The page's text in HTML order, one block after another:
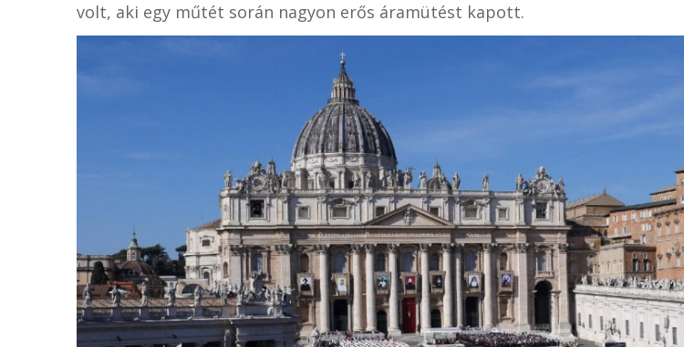
volt, aki egy műtét során nagyon erős áramütést kapott.